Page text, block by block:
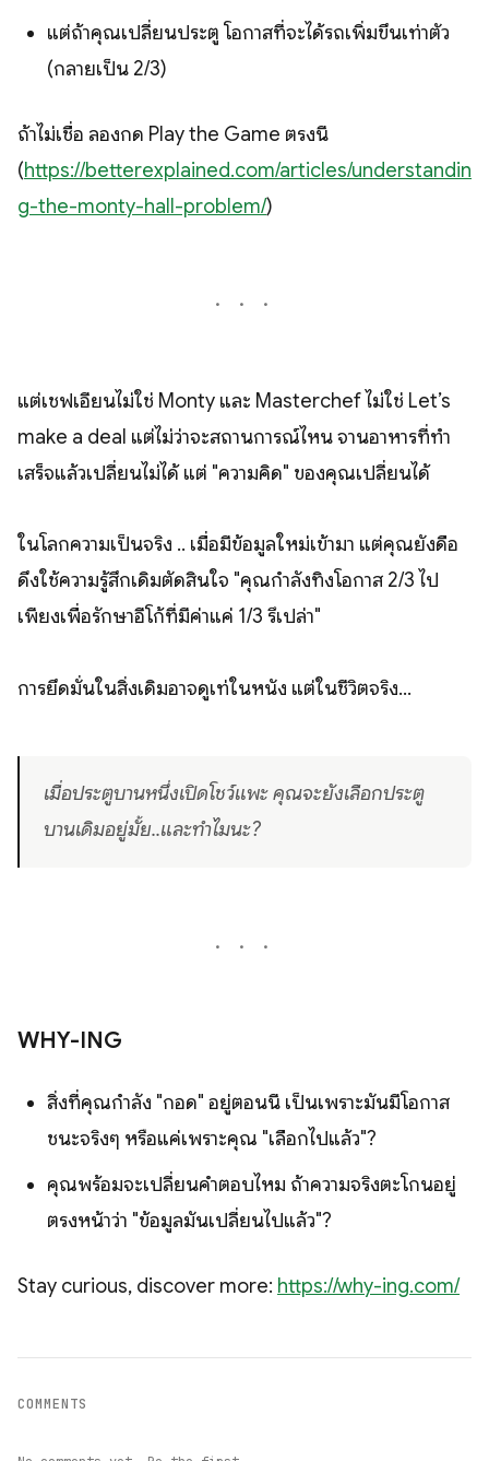
แต่ถ้าคุณเปลี่ยนประตู โอกาสที่จะได้รถเพิ่มขึ้นเท่าตัว
(กลายเป็น 2/3)
ถ้าไม่เชื่อ ลองกด Play the Game ตรงนี้
(https://betterexplained.com/articles/understandin
g-the-monty-hall-problem/)
แต่เชฟเอียนไม่ใช่ Monty และ Masterchef ไม่ใช่ Let’s
make a deal แต่ไม่ว่าจะสถานการณ์ไหน จานอาหารที่ทำ
เสร็จแล้วเปลี่ยนไม่ได้ แต่ "ความคิด" ของคุณเปลี่ยนได้
ในโลกความเป็นจริง .. เมื่อมีข้อมูลใหม่เข้ามา แต่คุณยังดื้อ
ดึงใช้ความรู้สึกเดิมตัดสินใจ "คุณกำลังทิ้งโอกาส 2/3 ไป
เพียงเพื่อรักษาอีโก้ที่มีค่าแค่ 1/3 รึเปล่า"
การยึดมั่นในสิ่งเดิมอาจดูเท่ในหนัง แต่ในชีวิตจริง...
เมื่อประตูบานหนึ่งเปิดโชว์แพะ คุณจะยังเลือกประตู
บานเดิมอยู่มั้ย..และทำไมนะ?
WHY-ING
สิ่งที่คุณกำลัง "กอด" อยู่ตอนนี้ เป็นเพราะมันมีโอกาส
ชนะจริงๆ หรือแค่เพราะคุณ "เลือกไปแล้ว"?
คุณพร้อมจะเปลี่ยนคำตอบไหม ถ้าความจริงตะโกนอยู่
ตรงหน้าว่า "ข้อมูลมันเปลี่ยนไปแล้ว"?
Stay curious, discover more: https://why-ing.com/
COMMENTS